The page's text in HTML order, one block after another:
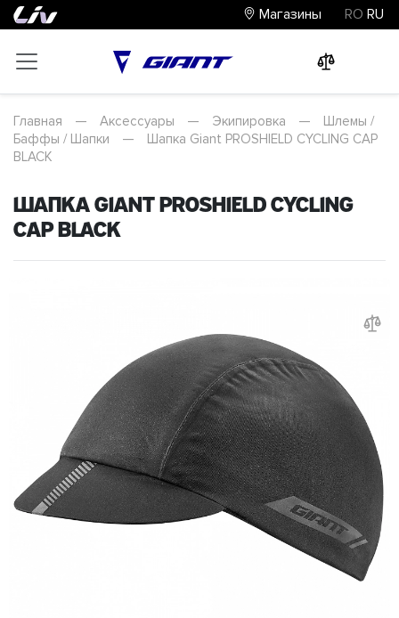
Магазины RO RU
Главная — Аксессуары — Экипировка —
Шлемы /
Баффы / Шапки
—
Шапка Giant PROSHIELD CYCLING CAP
BLACK
Шапка Giant PROSHIELD CYCLING
CAP BLACK